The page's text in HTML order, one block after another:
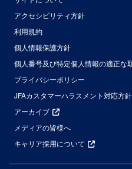
アクセシビリティ方針
利用規約
個人情報保護方針
個人番号及び特定個人情報の適正な
プライバシーポリシー
JFAカスタマーハラスメント対応方針
アーカイブ
メディアの皆様へ
キャリア採用について